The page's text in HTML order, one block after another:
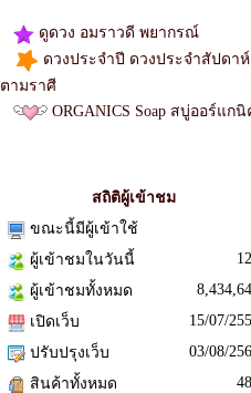
ดูดวง อมราวดี พยากรณ์
ดวงประจำปี ดวงประจำสัปดาห์
ตามราศี
ORGANICS Soap สบู่ออร์แกนิ
สถิติผู้เข้าชม
ขณะนี้มีผู้เข้าใช้
ผู้เข้าชมในวันนี้
ผู้เข้าชมทั้งหมด
เปิดเว็บ
15/07/
ปรับปรุงเว็บ
03/08/
สินค้าทั้งหมด